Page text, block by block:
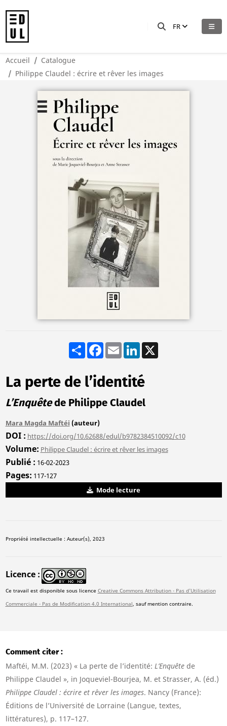
FR
Accueil
Catalogue
Philippe Claudel : écrire et rêver les images
Share Facebook
Email LinkedIn
La perte de l’identité
L’Enquêtede Philippe Claudel
Mara Magda Maftéi (auteur)
DOI https://doi.org/10.62688/edul/b9782384510092/c10
Volume Philippe Claudel : écrire et rêver les images
Publié 16-02-2023
Pages 117-127
Mode lecture
Propriété intellectuelle : Auteur(s), 2023
Licence
Ce travail est disponible sous licence Creative Commons Attribution - Pas d'Utilisation
Commerciale - Pas de Modification 4.0 International, sauf mention contraire.
Comment citer
Maftéi, M.M. (2023) « La perte de l’identité: L’Enquêtede
Philippe Claudel », in Joqueviel-Bourjea, M. et Strasser, A. (éd.)
Philippe Claudel : écrire et rêver les images. Nancy (France):
Éditions de l’Université de Lorraine (Langue, textes,
littératures), p. 117–127.